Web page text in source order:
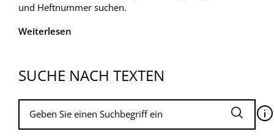
und Heftnummer suchen.
Weiterlesen
SUCHE NACH TEXTEN
🛈